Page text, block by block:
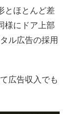
とほとんど差
様にドア上部
ル広告の採用
広告収入でも